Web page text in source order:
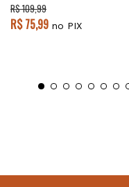
R$ 109,99
R$ 75,99 no PIX